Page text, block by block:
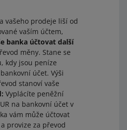
vašeho prodeje liší od
vaším účtem,
banka účtovat další
měny. Stane se
kdy jsou peníze
účet. Výši
stanoví vaše
Vyplácíte peněžní
na bankovní účet v
vám může účtovat
provize za převod